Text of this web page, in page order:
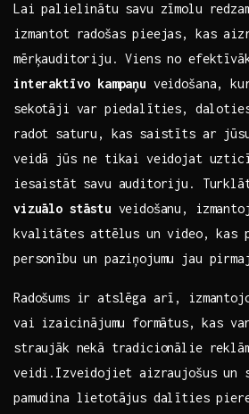
Lai palielinātu savu zīmolu
izmantot radošas pieejas, ‍kas
mērķauditoriju. Viens no
interaktīvo kampaņu veidošana,⁣
sekotāji var piedalīties,⁣
radot saturu, kas saistīts ar jūsu
veidā jūs ne tikai veidojat​
iesaistāt savu auditoriju.
vizuālo stāstu veidošanu,
kvalitātes attēlus un video, kas⁢
personību un paziņojumu jau
Radošums ir​ atslēga arī,
⁣vai izaicinājumu formātus, ⁢kas
straujāk nekā tradicionālie
veidi.Izveidojiet aizraujošus un
pamudina lietotājus dalīties